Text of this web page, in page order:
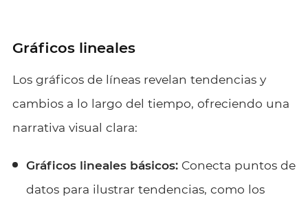
Gráficos lineales
Los gráficos de líneas revelan tendencias y
cambios a lo largo del tiempo, ofreciendo una
narrativa visual clara:
Gráficos lineales básicos:Conecta puntos de
datos para ilustrar tendencias, como los